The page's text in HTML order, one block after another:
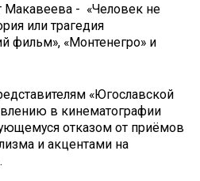
Макавеева - «Человек не
или трагедия
фильм», «Монтенегро» и
«Югославской
в кинематографии
отказом от приёмов
и акцентами на